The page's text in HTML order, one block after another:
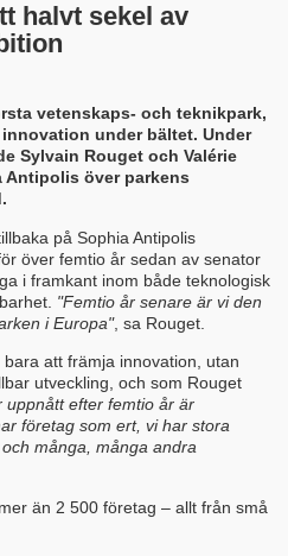
halvt sekel av
vetenskaps- och teknikpark,
under bältet. Under
Sylvain Rouget och Valérie
över parkens
på Sophia Antipolis
över femtio år sedan av senator
i framkant inom både teknologisk
"Femtio år senare är vi den
i Europa", sa Rouget.
att främja innovation, utan
utveckling, och som Rouget
uppnått efter femtio år är
företag som ert, vi har stora
många, många andra
än 2 500 företag – allt från små